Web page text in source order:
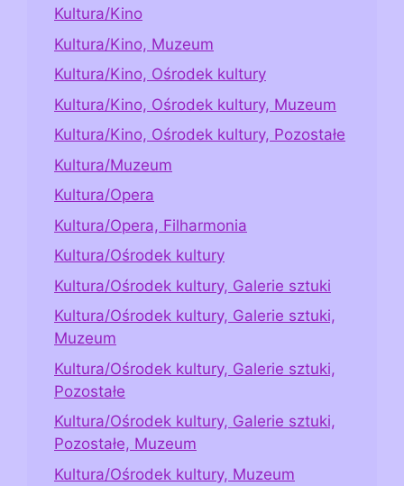
Kultura/Kino
Kultura/Kino, Muzeum
Kultura/Kino, Ośrodek kultury
Kultura/Kino, Ośrodek kultury, Muzeum
Kultura/Kino, Ośrodek kultury, Pozostałe
Kultura/Muzeum
Kultura/Opera
Kultura/Opera, Filharmonia
Kultura/Ośrodek kultury
Kultura/Ośrodek kultury, Galerie sztuki
Kultura/Ośrodek kultury, Galerie sztuki,
Muzeum
Kultura/Ośrodek kultury, Galerie sztuki,
Pozostałe
Kultura/Ośrodek kultury, Galerie sztuki,
Pozostałe, Muzeum
Kultura/Ośrodek kultury, Muzeum